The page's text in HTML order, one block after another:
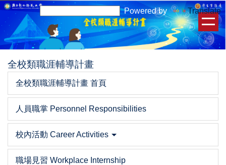
跳
到
主
要
容
Powered by Translate
全校類職涯輔導計畫
全校類職涯輔導計畫 首頁
人員職掌 Personnel Responsibilities
校內活動 Career Activities
職場見習 Workplace Internship